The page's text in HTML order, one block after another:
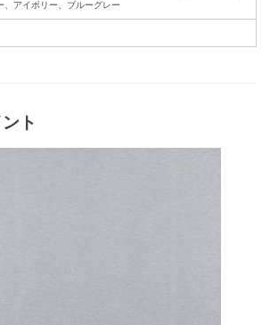
、アイボリー、ブルーグレー
ト